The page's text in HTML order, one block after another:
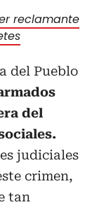
reclamante
del Pueblo
del
judiciales
crimen,
tan